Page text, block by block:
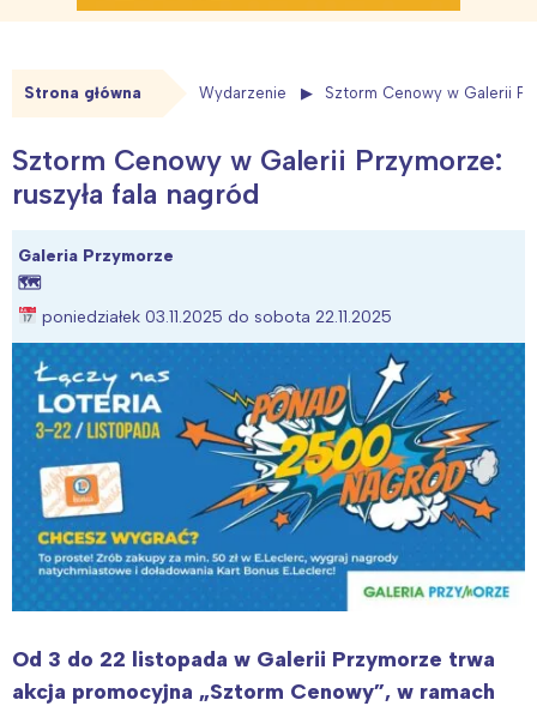
Strona główna Wydarzenie Sztorm Cenowy w Galerii
Sztorm Cenowy w Galerii Przymorze:
ruszyła fala nagród
Galeria Przymorze
🗺
poniedziałek 03.11.2025 do sobota 22.11.2025
Od 3 do 22 listopada w Galerii Przymorze trwa
akcja promocyjna „Sztorm Cenowy”, w ramach